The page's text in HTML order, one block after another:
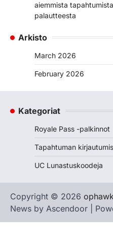
aiemmista
palautteesta
Arkisto
March 2026
February 2026
Kategoriat
Royale Pass -palkinnot
Tapahtuman
UC Lunastuskoodeja
Copyright © 2026
News by Ascendoor |